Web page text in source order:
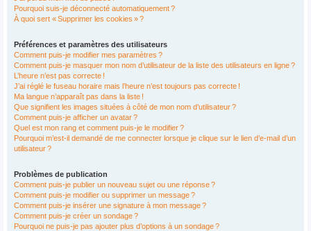
Pourquoi suis-je déconnecté automatiquement ?
À quoi sert « Supprimer les cookies » ?
Préférences et paramètres des utilisateurs
Comment puis-je modifier mes paramètres ?
Comment puis-je masquer mon nom d’utilisateur de la liste des utilisateurs en ligne ?
L’heure n’est pas correcte !
J’ai réglé le fuseau horaire mais l’heure n’est toujours pas correcte !
Ma langue n’apparaît pas dans la liste !
Que signifient les images situées à côté de mon nom d’utilisateur ?
Comment puis-je afficher un avatar ?
Quel est mon rang et comment puis-je le modifier ?
Pourquoi m’est-il demandé de me connecter lorsque je clique sur le lien d’e-mail d’un
utilisateur ?
Problèmes de publication
Comment puis-je publier un nouveau sujet ou une réponse ?
Comment puis-je modifier ou supprimer un message ?
Comment puis-je insérer une signature à mon message ?
Comment puis-je créer un sondage ?
Pourquoi ne puis-je pas ajouter plus d’options à un sondage ?